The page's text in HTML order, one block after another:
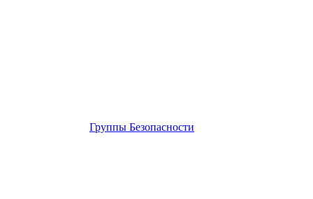
Группы Безопасности